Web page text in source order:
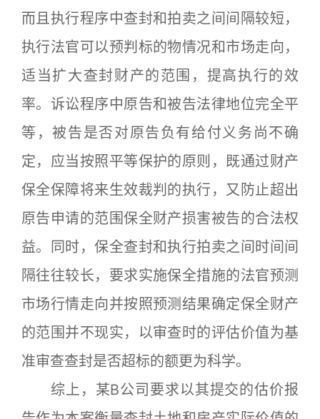
而且执行程序中查封和拍卖之间间隔较短，
执行法官可以预判标的物情况和市场走向，
适当扩大查封财产的范围，提高执行的效
率。诉讼程序中原告和被告法律地位完全平
等，被告是否对原告负有给付义务尚不确
定，应当按照平等保护的原则，既通过财产
保全保障将来生效裁判的执行，又防止超出
原告申请的范围保全财产损害被告的合法权
益。同时，保全查封和执行拍卖之间时间间
隔往往较长，要求实施保全措施的法官预测
市场行情走向并按照预测结果确定保全财产
的范围并不现实，以审查时的评估价值为基
准审查查封是否超标的额更为科学。
综上，某B公司要求以其提交的估价报